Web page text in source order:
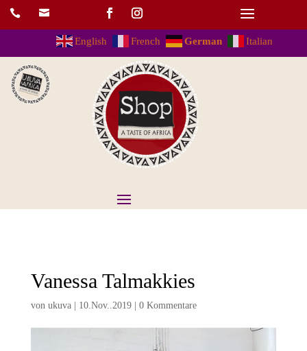
 
English French German Italian
Vanessa Talmakkies
von ukuva| 10.Nov..2019| 0 Kommentare